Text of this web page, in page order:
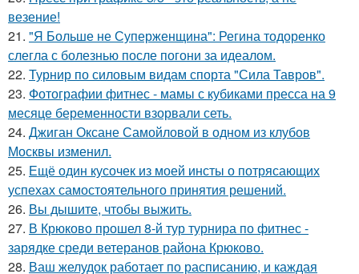
везение!
21. "Я Больше не Суперженщина": Регина тодоренко
слегла с болезнью после погони за идеалом.
22. Турнир по силовым видам спорта "Сила Тавров".
23. Фотографии фитнес - мамы с кубиками пресса на 9
месяце беременности взорвали сеть.
24. Джиган Оксане Самойловой в одном из клубов
Москвы изменил.
25. Ещё один кусочек из моей инсты о потрясающих
успехах самостоятельного принятия решений.
26. Вы дышите, чтобы выжить.
27. В Крюково прошел 8-й тур турнира по фитнес -
зарядке среди ветеранов района Крюково.
28. Ваш желудок работает по расписанию, и каждая